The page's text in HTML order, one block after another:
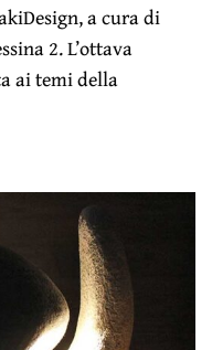
a cura di
2. L’ottava
ai temi della